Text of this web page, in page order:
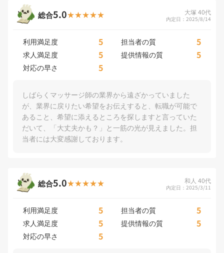
総合5.0 大塚 40代
内定日：2025/8/14
利用満足度 5 担当者の質 5
求人満足度 5 提供情報の質 5
対応の早さ 5
しばらくマッサージ師の業界から遠ざかっていました
が、業界に戻りたい希望をお伝えすると、転職が可能で
あること、希望に添えるところを探しますと言っていた
だいて、「大丈夫かも？」と一筋の光が見えました。担
当者には大変感謝しております。
総合5.0 和人 40代
内定日：2025/3/11
利用満足度 5 担当者の質 5
求人満足度 5 提供情報の質 5
対応の早さ 5